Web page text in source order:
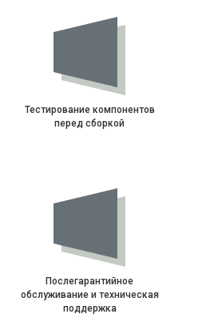
Тестирование компонентов
перед сборкой
Послегарантийное
обслуживание и техническая
поддержка